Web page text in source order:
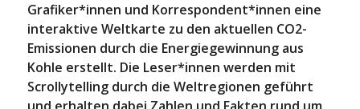
Grafiker*innen und Korrespondent*innen eine
interaktive Weltkarte zu den aktuellen CO2-
Emissionen durch die Energiegewinnung aus
Kohle erstellt. Die Leser*innen werden mit
Scrollytelling durch die Weltregionen geführt